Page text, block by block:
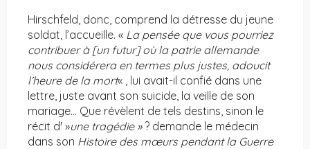
Hirschfeld, donc, comprend la détresse du jeune
soldat, l’accueille. « La pensée que vous pourriez
contribuer à [un futur] où la patrie allemande
nous considérera en termes plus justes, adoucit
l’heure de la mort« , lui avait-il confié dans une
lettre, juste avant son suicide, la veille de son
mariage… Que révèlent de tels destins, sinon le
récit d' »une tragédie »? demande le médecin
dans son Histoire des mœurs pendant la Guerre